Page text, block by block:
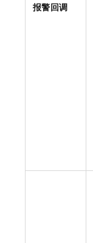
报警回调